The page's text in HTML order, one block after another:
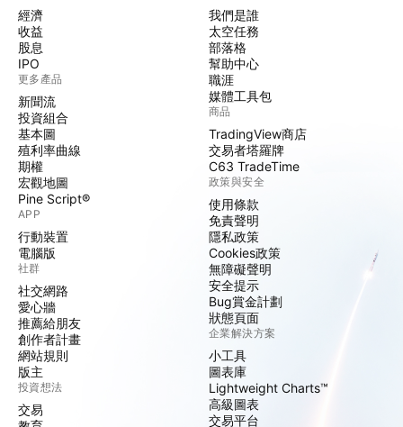
經濟
收益
股息
IPO
更多產品
新聞流
投資組合
基本圖
殖利率曲線
期權
宏觀地圖
Pine Script®
APP
行動裝置
電腦版
社群
社交網路
愛心牆
推薦給朋友
創作者計畫
網站規則
版主
投資想法
交易
我們是誰
太空任務
部落格
幫助中心
職涯
媒體工具包
商品
TradingView商店
交易者塔羅牌
C63 TradeTime
政策與安全
使用條款
免責聲明
隱私政策
Cookies政策
無障礙聲明
安全提示
Bug賞金計劃
狀態頁面
企業解決方案
小工具
圖表庫
Lightweight Charts™
高級圖表
交易平台